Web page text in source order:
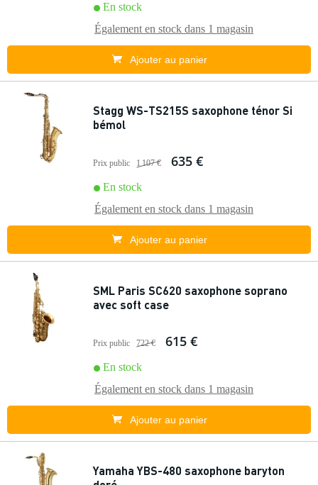
En stock
Également en stock dans 1 magasin
Ajouter au panier
Stagg WS-TS215S saxophone ténor Si
bémol
Prix public 1 107 € 635 €
En stock
Également en stock dans 1 magasin
Ajouter au panier
SML Paris SC620 saxophone soprano
avec soft case
Prix public 722 € 615 €
En stock
Également en stock dans 1 magasin
Ajouter au panier
Yamaha YBS-480 saxophone baryton